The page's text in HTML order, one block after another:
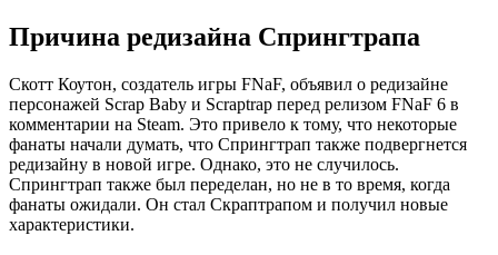
Причина редизайна Спрингтрапа
Скотт Коутон, создатель игры FNaF, объявил о редизайне
персонажей Scrap Baby и Scraptrap перед релизом FNaF 6 в
комментарии на Steam. Это привело к тому, что некоторые
фанаты начали думать, что Спрингтрап также подвергнется
редизайну в новой игре. Однако, это не случилось.
Спрингтрап также был переделан, но не в то время, когда
фанаты ожидали. Он стал Скраптрапом и получил новые
характеристики.